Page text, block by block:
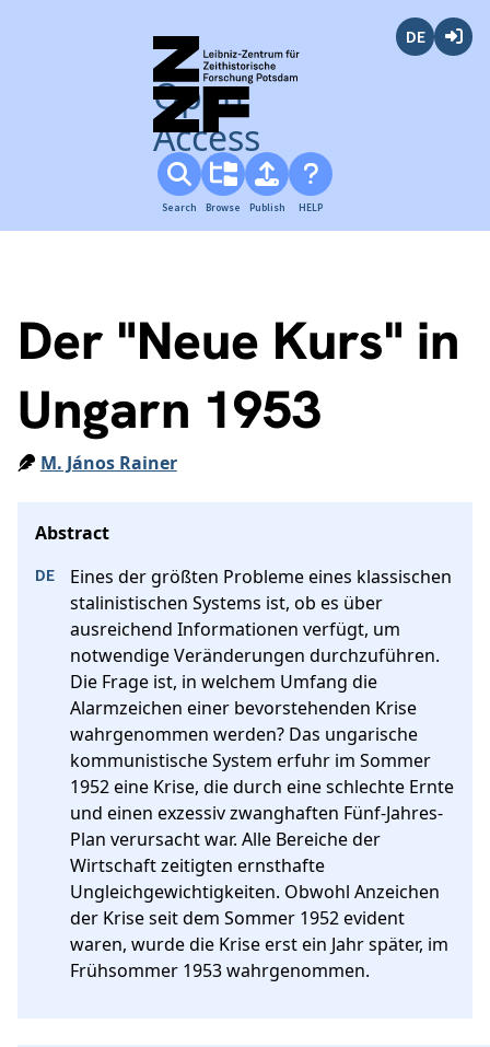
Open
Access
Search Browse Publish HELP
Der "Neue Kurs" in
Ungarn 1953
M. János Rainer
Eines der größten Probleme eines klassischen
stalinistischen Systems ist, ob es über
ausreichend Informationen verfügt, um
notwendige Veränderungen durchzuführen.
Die Frage ist, in welchem Umfang die
Alarmzeichen einer bevorstehenden Krise
wahrgenommen werden? Das ungarische
kommunistische System erfuhr im Sommer
1952 eine Krise, die durch eine schlechte Ernte
und einen exzessiv zwanghaften Fünf-Jahres-
Plan verursacht war. Alle Bereiche der
Wirtschaft zeitigten ernsthafte
Ungleichgewichtigkeiten. Obwohl Anzeichen
der Krise seit dem Sommer 1952 evident
waren, wurde die Krise erst ein Jahr später, im
Frühsommer 1953 wahrgenommen.